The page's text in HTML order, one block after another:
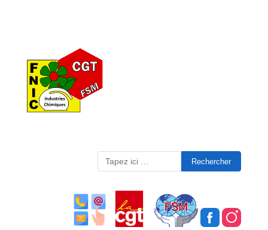
Search
for: